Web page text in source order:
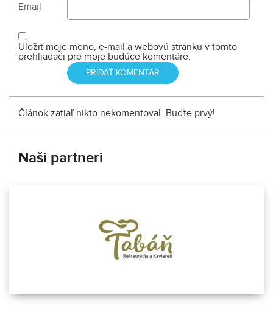
Email
Uložiť moje meno, e-mail a webovú stránku v tomto
prehliadači pre moje budúce komentáre.
Článok zatiaľ nikto nekomentoval. Buďte prvý!
Naši partneri